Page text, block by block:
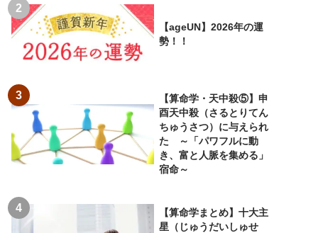
【ageUN】2026年の運
勢！！
【算命学・天中殺⑤】申
酉天中殺（さるとりてん
ちゅうさつ）に与えられ
た ～「パワフルに動
き、富と人脈を集める」
宿命～
【算命学まとめ】十大主
星（じゅうだいしゅせ